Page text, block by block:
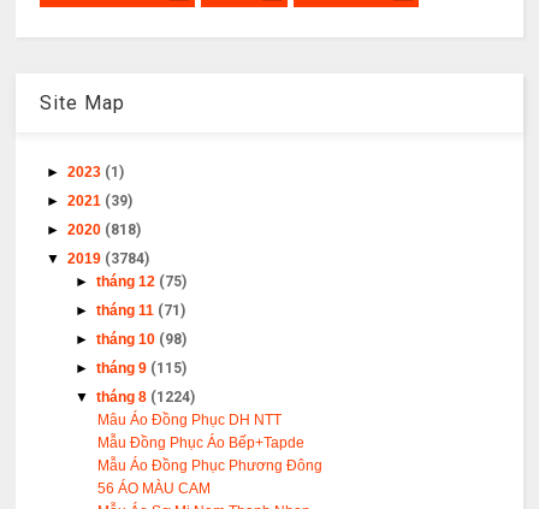
Site Map
►2023 (1)
►2021 (39)
►2020 (818)
▼2019 (3784)
►tháng 12 (75)
►tháng 11 (71)
►tháng 10 (98)
►tháng 9 (115)
▼tháng 8 (1224)
Mâu Áo Đồng Phục DH NTT
Mẫu Đồng Phục Áo Bếp+Tapde
Mẫu Áo Đồng Phục Phương Đông
56 ÁO MÀU CAM